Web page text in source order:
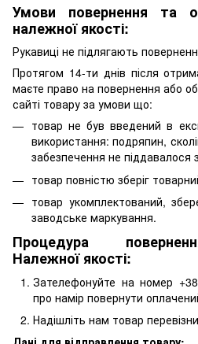
Умови повернення та
належної якості:
Рукавиці не підлягають
Протягом 14-ти днів після
маєте право на повернення або
сайті товару за умови що:
товар не був введений в
використання: подряпин,
забезпечення не піддавалося
товар повністю зберіг
товар укомплектований,
заводське маркування.
Процедура
Належної якості:
Зателефонуйте на номер
про намір повернути
Надішліть нам товар